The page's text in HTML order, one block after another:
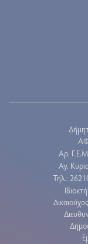
Aρ.
Αγ.
Τηλ.: